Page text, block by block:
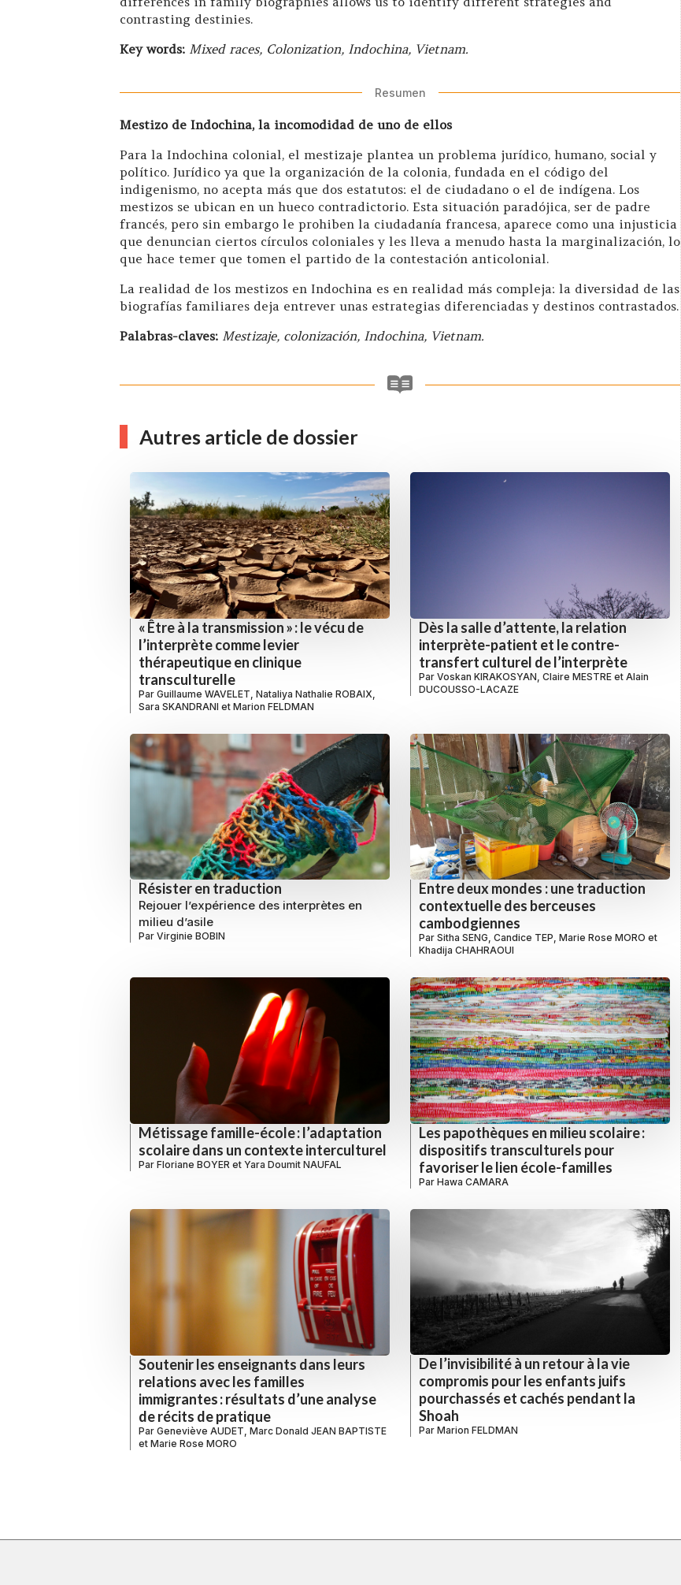
contrasting destinies.
Key words: Mixed races, Colonization, Indochina, Vietnam.
Resumen
Mestizo de Indochina, la incomodidad de uno de ellos
Para la Indochina colonial, el mestizaje plantea un problema jurídico, humano, social y
político. Jurídico ya que la organización de la colonia, fundada en el código del
indigenismo, no acepta más que dos estatutos: el de ciudadano o el de indígena. Los
mestizos se ubican en un hueco contradictorio. Esta situación paradójica, ser de padre
francés, pero sin embargo le prohiben la ciudadanía francesa, aparece como una injusticia
que denuncian ciertos círculos coloniales y les lleva a menudo hasta la marginalización, lo
que hace temer que tomen el partido de la contestación anticolonial.
La realidad de los mestizos en Indochina es en realidad más compleja: la diversidad de las
biografías familiares deja entrever unas estrategias diferenciadas y destinos contrastados.
Palabras-claves: Mestizaje, colonización, Indochina, Vietnam.
Autres article de dossier
« Être à la transmission » : le vécu de
l’interprète comme levier
thérapeutique en clinique
transculturelle
Par Guillaume WAVELET Nataliya Nathalie ROBAIX
Sara SKANDRANI et Marion FELDMAN
Dès la salle d’attente, la relation
interprète-patient et le contre-
transfert culturel de l’interprète
Par Voskan KIRAKOSYAN Claire MESTRE et Alain
DUCOUSSO-LACAZE
Résister en traduction
Rejouer l’expérience des interprètes en
milieu d’asile
Par Virginie BOBIN
Entre deux mondes : une traduction
contextuelle des berceuses
cambodgiennes
Par Sitha SENG, Candice TEP, Marie Rose MORO et
Khadija CHAHRAOUI
Métissage famille-école : l’adaptation
scolaire dans un contexte interculturel
Par Floriane BOYER et Yara Doumit NAUFAL
Les papothèques en milieu scolaire :
dispositifs transculturels pour
favoriser le lien école-familles
Par Hawa CAMARA
Soutenir les enseignants dans leurs
relations avec les familles
immigrantes : résultats d’une analyse
de récits de pratique
Par Geneviève AUDET Marc Donald JEAN BAPTISTE
et Marie Rose MORO
De l’invisibilité à un retour à la vie
compromis pour les enfants juifs
pourchassés et cachés pendant la
Shoah
Par Marion FELDMAN